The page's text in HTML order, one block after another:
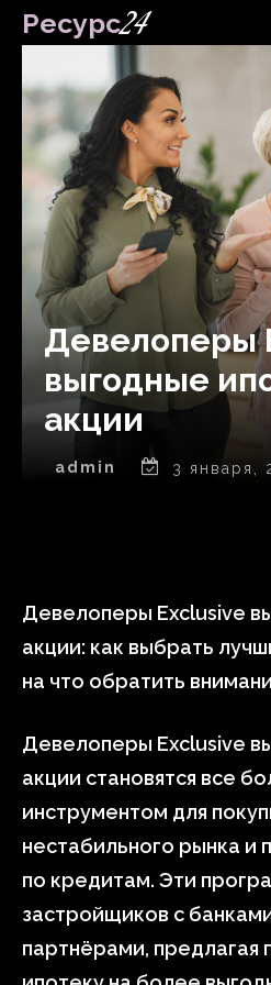
Ресурс24
Девелоперы
выгодные
акции
admin 3 января,
Девелоперы Exclusive
акции: как выбрать
на что обратить
Девелоперы Exclusive
акции становятся все
инструментом для
нестабильного рынка и
по кредитам. Эти
застройщиков с
партнёрами, предлагая